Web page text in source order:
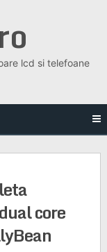
lcd si telefoane
core